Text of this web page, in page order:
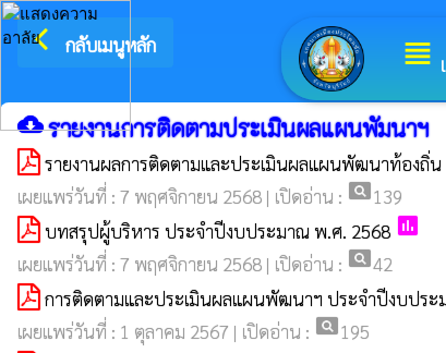
view_headline
arrow_back_ios กลับเมนูหลัก ยิ
cloud_downloadรายงานการติดตามประเมินผลแผนพัมนาฯ
รายงานผลการติดตามและประเมินผลแผนพัฒนาท้องถิ่
เผยแพร่วันที่ : 7 พฤศจิกายน 2568 | เปิดอ่าน : pageview139
บทสรุปผู้บริหาร ประจำปีงบประมาณ พ.ศ. 2568 poll
เผยแพร่วันที่ : 7 พฤศจิกายน 2568 | เปิดอ่าน : pageview42
การติดตามและประเมินผลแผนพัฒนาฯ ประจำปีงบป
เผยแพร่วันที่ : 1 ตุลาคม 2567 | เปิดอ่าน : pageview195